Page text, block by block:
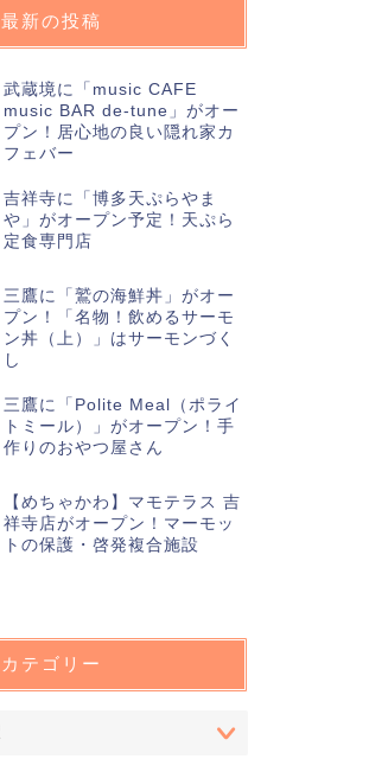
最新の投稿
武蔵境に「music CAFE
music BAR de-tune」がオー
プン！居心地の良い隠れ家カ
フェバー
吉祥寺に「博多天ぷらやま
や」がオープン予定！天ぷら
定食専門店
三鷹に「鷲の海鮮丼」がオー
プン！「名物！飲めるサーモ
ン丼（上）」はサーモンづく
し
三鷹に「Polite Meal（ポライ
トミール）」がオープン！手
作りのおやつ屋さん
【めちゃかわ】マモテラス 吉
祥寺店がオープン！マーモッ
トの保護・啓発複合施設
カテゴリー